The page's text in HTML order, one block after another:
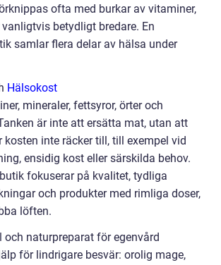
ofta med burkar av vitaminer,
betydligt bredare. En
samlar flera delar av hälsa under
Hälsokost
mineraler, fettsyror, örter och
är inte att ersätta mat, utan att
kosten inte räcker till, till exempel vid
ensidig kost eller särskilda behov.
fokuserar på kvalitet, tydliga
och produkter med rimliga doser,
löften.
och naturpreparat för egenvård
för lindrigare besvär: orolig mage,